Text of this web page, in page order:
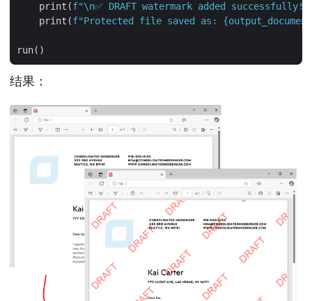
    print(
f"\n✅ DRAFT watermark added successfully!"
    print(
f"Protected file saved as: {
结果：